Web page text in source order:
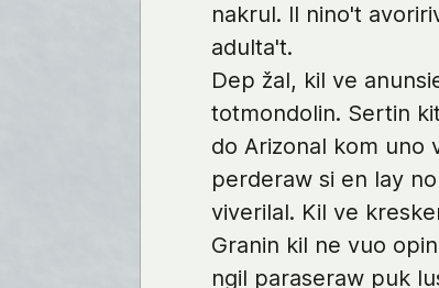
nakrul. Il nino't
adulta't.
Dep žal, kil ve
totmondolin. Sertin
do Arizonal kom uno
perderaw si en lay
viverilal. Kil ve
Granin kil ne vuo
ngil paraseraw puk